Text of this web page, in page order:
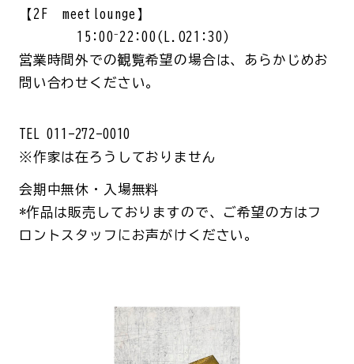
【2F meetlounge】
15:00⁻22:00(L.O21:30)
営業時間外での観覧希望の場合は、 あらかじめお
問い合わせください。
TEL 011-272-0010
※作家は在ろうしておりません
会期中無休・入場無料
*作品は販売しておりますので、ご希望の方はフ
ロントスタッフにお声がけください。